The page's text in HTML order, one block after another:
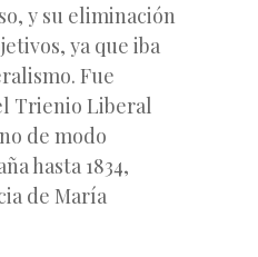
y su eliminación
ya que iba
Fue
Trienio Liberal
de modo
hasta 1834,
de María